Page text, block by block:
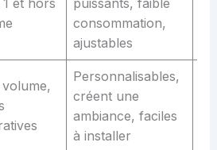
et hors
puissants, faible
consommation,
ajustables
Personnalisables,
créent une
ambiance, faciles
à installer